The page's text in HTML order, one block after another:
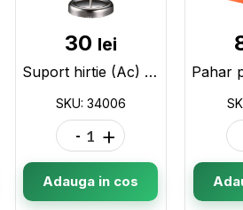
30 lei
Suport hirtie (Ac) 150x70mm ProfiOffice 34006
SKU: 34006
- +
Adauga in cos